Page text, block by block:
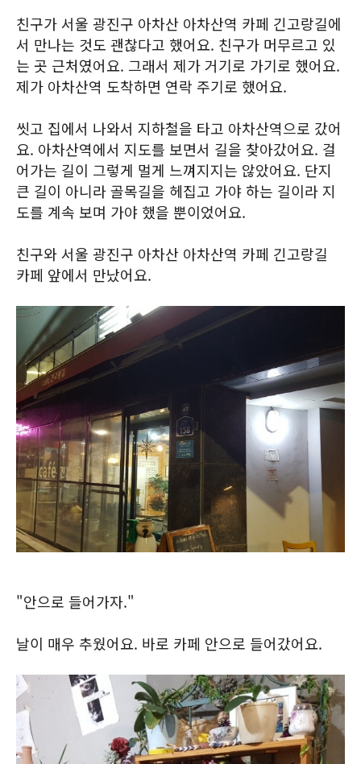
친구가 서울 광진구 아차산 아차산역 카페 긴고랑길에
서 만나는 것도 괜찮다고 했어요. 친구가 머무르고 있
는 곳 근처였어요. 그래서 제가 거기로 가기로 했어요.
제가 아차산역 도착하면 연락 주기로 했어요.
씻고 집에서 나와서 지하철을 타고 아차산역으로 갔어
요. 아차산역에서 지도를 보면서 길을 찾아갔어요. 걸
어가는 길이 그렇게 멀게 느껴지지는 않았어요. 단지
큰 길이 아니라 골목길을 헤집고 가야 하는 길이라 지
도를 계속 보며 가야 했을 뿐이었어요.
친구와 서울 광진구 아차산 아차산역 카페 긴고랑길
카페 앞에서 만났어요.
"안으로 들어가자."
날이 매우 추웠어요. 바로 카페 안으로 들어갔어요.